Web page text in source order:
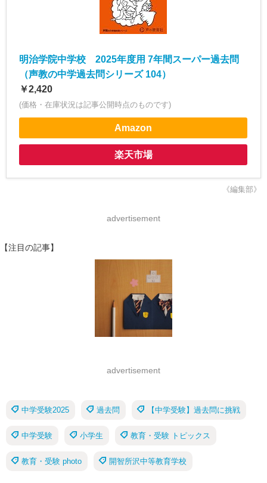
明治学院中学校 2025年度用 7年間スーパー過去問
（声教の中学過去問シリーズ 104）
￥2,420
(価格・在庫状況は記事公開時点のものです)
Amazon
楽天市場
《編集部》
advertisement
【注目の記事】
advertisement
中学受験2025 過去問 【中学受験】過去問に挑戦
中学受験 小学生 教育・受験 トピックス
教育・受験 photo 開智所沢中等教育学校